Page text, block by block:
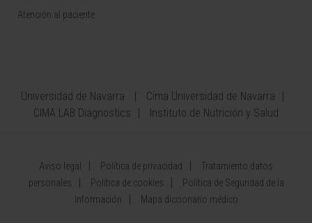
Atención al paciente
Universidad de Navarra
Cima Universidad de Navarra
CIMA LAB Diagnostics
Instituto de Nutrición y Salud
Aviso legal Política de privacidad
Tratamiento datos
personales
Política de cookies
Política de Seguridad de la
Información
Mapa diccionario médico